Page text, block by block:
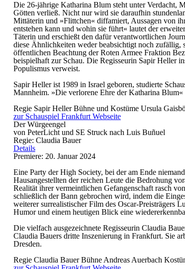
Die 26-jährige Katharina Blum steht unter Verdacht,
Götten verließ. Nicht nur wird sie daraufhin
Mittäterin und »Flittchen« diffamiert, Aussagen von
entstehen kann und wohin sie führt« lautet der
Täterin und erschießt den dafür verantwortlichen
diese Ähnlichkeiten weder beabsichtigt noch zufällig,
öffentlichen Beachtung der Roten Armee Fraktion
beispielhaft zur Schau. Die Regisseurin Sapir Heller
Populismus verweist.
Sapir Heller ist 1989 in Israel geboren, studierte
Mannheim. »Die verlorene Ehre der Katharina
Regie Sapir HellerBühne und KostümeUrsula
zur Schauspiel Frankfurt Webseite
Der Würgeengel
von PeterLicht und SE Struck nach Luis Buñuel
Regie: Claudia Bauer
Details
Premiere: 20. Januar 2024
Eine Party der High Society, bei der am Ende
Hausangestellten der reichen Leute die Bedrohung
Realität ihrer vermeintlichen Gefangenschaft rasch
schließlich der Bann gebrochen wird, indem die
weiterer surrealistischer Film des Oscar-Preisträgers
Humor und einem heutigen Blick eine
Die vielfach ausgezeichnete Regisseurin Claudia
Claudia Bauers dritte Inszenierung in Frankfurt. Sie
Dresden.
RegieClaudia BauerBühneAndreas Auerbach